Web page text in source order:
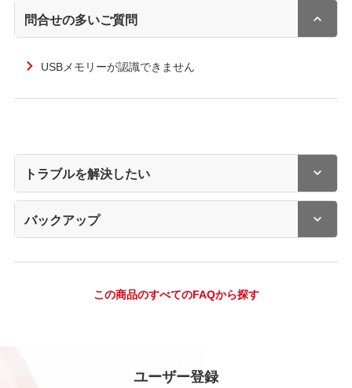
問合せの多いご質問
USBメモリーが認識できません
トラブルを解決したい
バックアップ
この商品のすべてのFAQから探す
ユーザー登録